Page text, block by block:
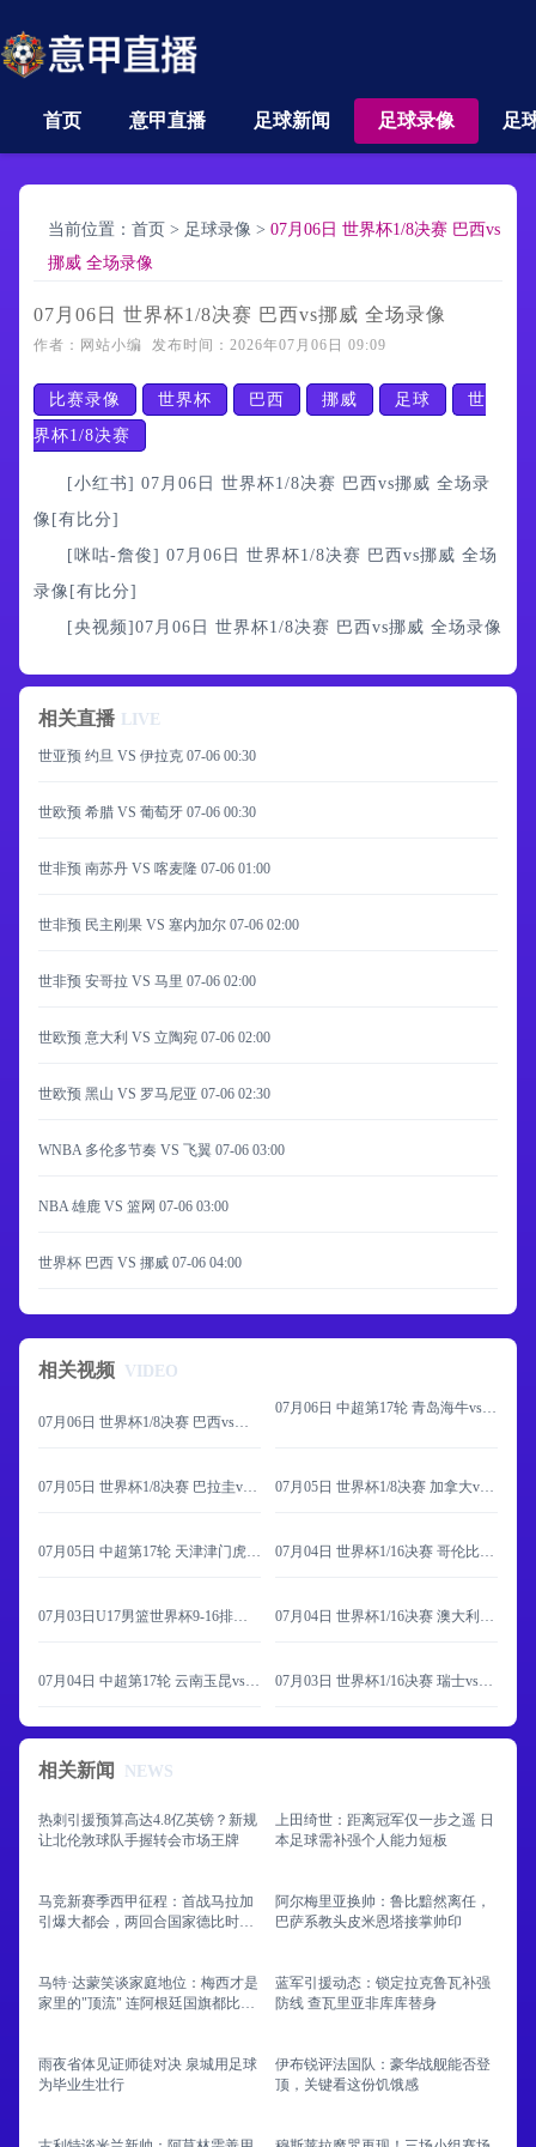
首页 意甲直播 足球新闻 足球录像 足
当前位置： 首页 > 足球录像 > 07月06日 世界杯1/8决赛 巴西vs
挪威 全场录像
07月06日 世界杯1/8决赛 巴西vs挪威 全场录像
作者：网站小编 发布时间：2026年07月06日 09:09
比赛录像 世界杯 巴西 挪威 足球
世
界杯1/8决赛
[小红书] 07月06日 世界杯1/8决赛 巴西vs挪威 全场录
像[有比分]
[咪咕-詹俊] 07月06日 世界杯1/8决赛 巴西vs挪威 全场
录像[有比分]
[央视频]07月06日 世界杯1/8决赛 巴西vs挪威 全场录像
相关直播 LIVE
世亚预 约旦 VS 伊拉克 07-06 00:30
世欧预 希腊 VS 葡萄牙 07-06 00:30
世非预 南苏丹 VS 喀麦隆 07-06 01:00
世非预 民主刚果 VS 塞内加尔 07-06 02:00
世非预 安哥拉 VS 马里 07-06 02:00
世欧预 意大利 VS 立陶宛 07-06 02:00
世欧预 黑山 VS 罗马尼亚 07-06 02:30
WNBA 多伦多节奏 VS 飞翼 07-06 03:00
NBA 雄鹿 VS 篮网 07-06 03:00
世界杯 巴西 VS 挪威 07-06 04:00
相关视频 VIDEO
07月06日 世界杯1/8决赛 巴西vs挪威 全场录像
07月06日 中超第17轮 青岛海牛vs成都蓉城 全场录像
07月05日 世界杯1/8决赛 巴拉圭vs法国 全场录像 07月05日 世界杯1/8决赛 加拿大vs摩洛哥 全场录像
07月05日 中超第17轮 天津津门虎vs深圳新鹏城 全场录像 07月04日 世界杯1/16决赛 哥伦比亚vs加纳 全场录像
07月03日U17男篮世界杯9-16排名赛 中国U17 - 委内瑞拉U17 全场录像 07月04日 世界杯1/16决赛 澳大利亚vs埃及 全场录像
07月04日 中超第17轮 云南玉昆vs河南 全场录像 07月03日 世界杯1/16决赛 瑞士vs阿尔及利亚 全场录像
相关新闻 NEWS
热刺引援预算高达4.8亿英镑？新规
让北伦敦球队手握转会市场王牌
上田绮世：距离冠军仅一步之遥 日
本足球需补强个人能力短板
马竞新赛季西甲征程：首战马拉加
引爆大都会，两回合国家德比时间
阿尔梅里亚换帅：鲁比黯然离任，
巴萨系教头皮米恩塔接掌帅印
马特·达蒙笑谈家庭地位：梅西才是
家里的"顶流" 连阿根廷国旗都比自
蓝军引援动态：锁定拉克鲁瓦补强
防线 查瓦里亚非库库替身
雨夜省体见证师徒对决 泉城用足球
为毕业生壮行
伊布锐评法国队：豪华战舰能否登
顶，关键看这份饥饿感